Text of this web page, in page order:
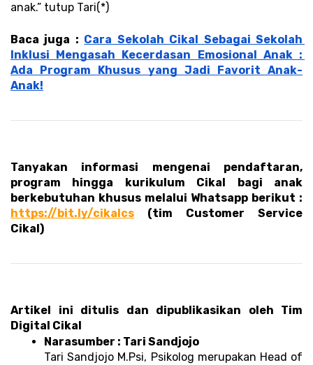
anak.” tutup Tari(*)
Baca juga : Cara Sekolah Cikal Sebagai Sekolah
Inklusi Mengasah Kecerdasan Emosional Anak :
Ada Program Khusus yang Jadi Favorit Anak-
Anak!
Tanyakan informasi mengenai pendaftaran,
program hingga kurikulum Cikal bagi anak
https://bit.ly/cikalcs (tim Customer Service
Cikal)
Artikel ini ditulis dan dipublikasikan oleh Tim
Digital Cikal
Narasumber : Tari Sandjojo
Tari Sandjojo M.Psi, Psikolog merupakan Head of